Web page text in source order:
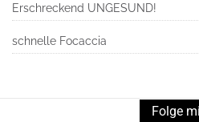
Erschreckend UNGESUND!
schnelle Focaccia
Folge